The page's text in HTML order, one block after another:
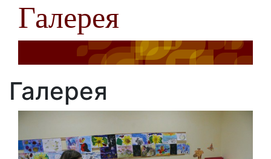
Галерея
Галерея